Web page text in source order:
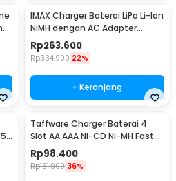
IMAX Charger Baterai LiPo Li-Ion
NiMH dengan AC Adapter
Integrated - B6AC
Rp263.600
Rp334.900 22%
+ Keranjang
Taffware Charger Baterai 4
Slot AA AAA Ni-CD Ni-MH Fast
Charging LCD - C905W
Rp98.400
Rp151.900 36%